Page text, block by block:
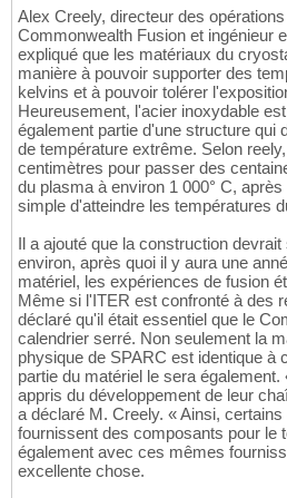
Alex Creely, directeur des
Commonwealth Fusion et ingénieur
expliqué que les matériaux du
manière à pouvoir supporter des
kelvins et à pouvoir tolérer
Heureusement, l'acier inoxydable
également partie d'une structure qui
de température extrême. Selon
centimètres pour passer des
du plasma à environ 1 000° C,
simple d'atteindre les températures
Il a ajouté que la construction
environ, après quoi il y aura une
matériel, les expériences de fusion
Même si l'ITER est confronté à des
déclaré qu'il était essentiel que le
calendrier serré. Non seulement la
physique de SPARC est identique à
partie du matériel le sera
appris du développement de leur
a déclaré M. Creely. « Ainsi,
fournissent des composants pour le
également avec ces mêmes
excellente chose.